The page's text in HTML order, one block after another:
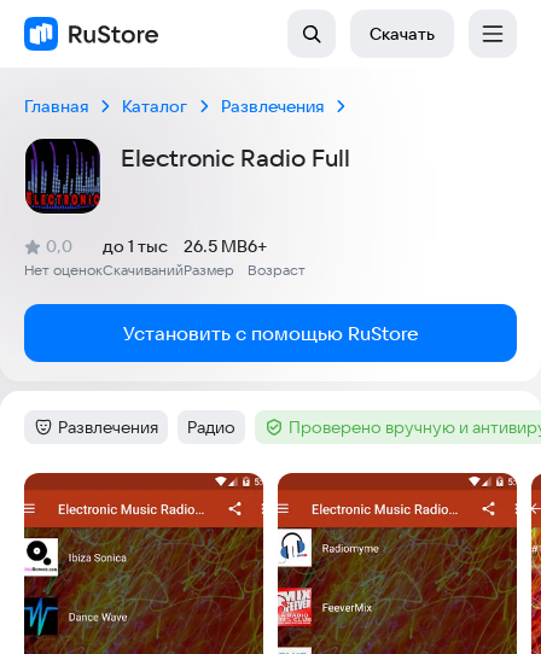
Скачать
Главная Каталог Развлечения
Electronic Radio Full
Рейтинг:
0,0
(
Нет оценок
)
Скачиваний
до 1 тыс
Размер
26.5 MB
Возраст
6+
Установить с помощью RuStore
Категория:
Развлечения Тег:
Радио Тег :Проверено вручную и
Скриншоты